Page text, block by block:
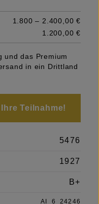
1.800 – 2.400,00 €
1.200,00 €
und das Premium
in ein Drittland
Teilnahme!
5476
1927
B+
AI_6_24246